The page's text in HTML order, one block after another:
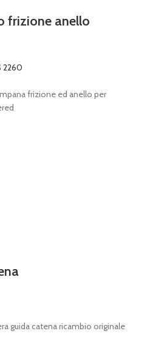
frizione anello
2260
frizione ed anello per
guida catena ricambio originale